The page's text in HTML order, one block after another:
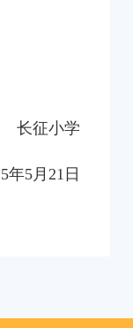
长征小学
年5月21日